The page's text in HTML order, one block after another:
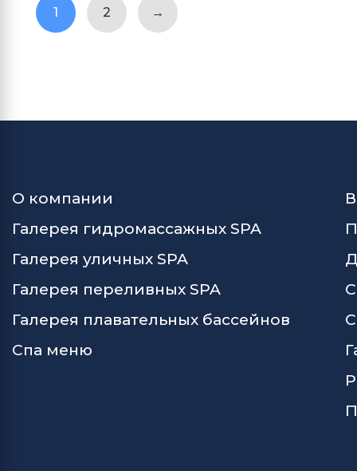
1 2 →
О компании
Галерея гидромассажных SPA
Галерея уличных SPA
Галерея переливных SPA
Галерея плавательных бассейнов
Спа меню